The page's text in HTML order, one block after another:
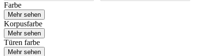
Farbe
Mehr sehen
Korpusfarbe
Mehr sehen
Türen farbe
Mehr sehen